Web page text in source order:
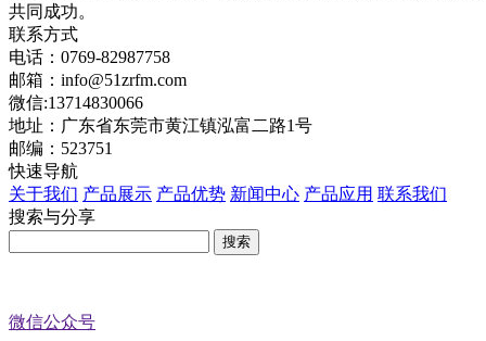
共同成功。
联系方式
电话：0769-82987758
邮箱：info@51zrfm.com
微信:13714830066
地址：广东省东莞市黄江镇泓富二路1号
邮编：523751
快速导航
关于我们 产品展示 产品优势 新闻中心 产品应用 联系我们
搜索与分享
微信公众号